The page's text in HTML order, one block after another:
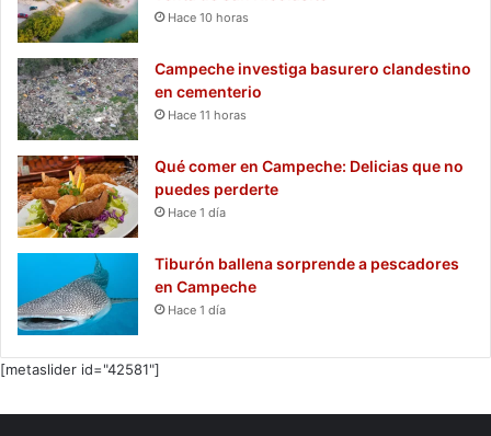
Hace 10 horas
Campeche investiga basurero clandestino
en cementerio
Hace 11 horas
Qué comer en Campeche: Delicias que no
puedes perderte
Hace 1 día
Tiburón ballena sorprende a pescadores
en Campeche
Hace 1 día
[metaslider id="42581"]